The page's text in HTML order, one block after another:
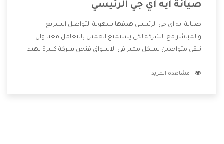
صيانة ايه اي جي الرئيسي
صيانة ايه اي جي الرئيسي هدفها سهولة التواصل السريع
والمباشر مع الشركة لكى يستمتع العميل بالتعامل معنا وان
نبقى متواجدين بشكل مميز فى الاسواق فنحن شركة كبيرة نهتم
الشركة بها والتى تكون منها خدمة الصيانة التى تكون من أهم
مشاهدة المزيد